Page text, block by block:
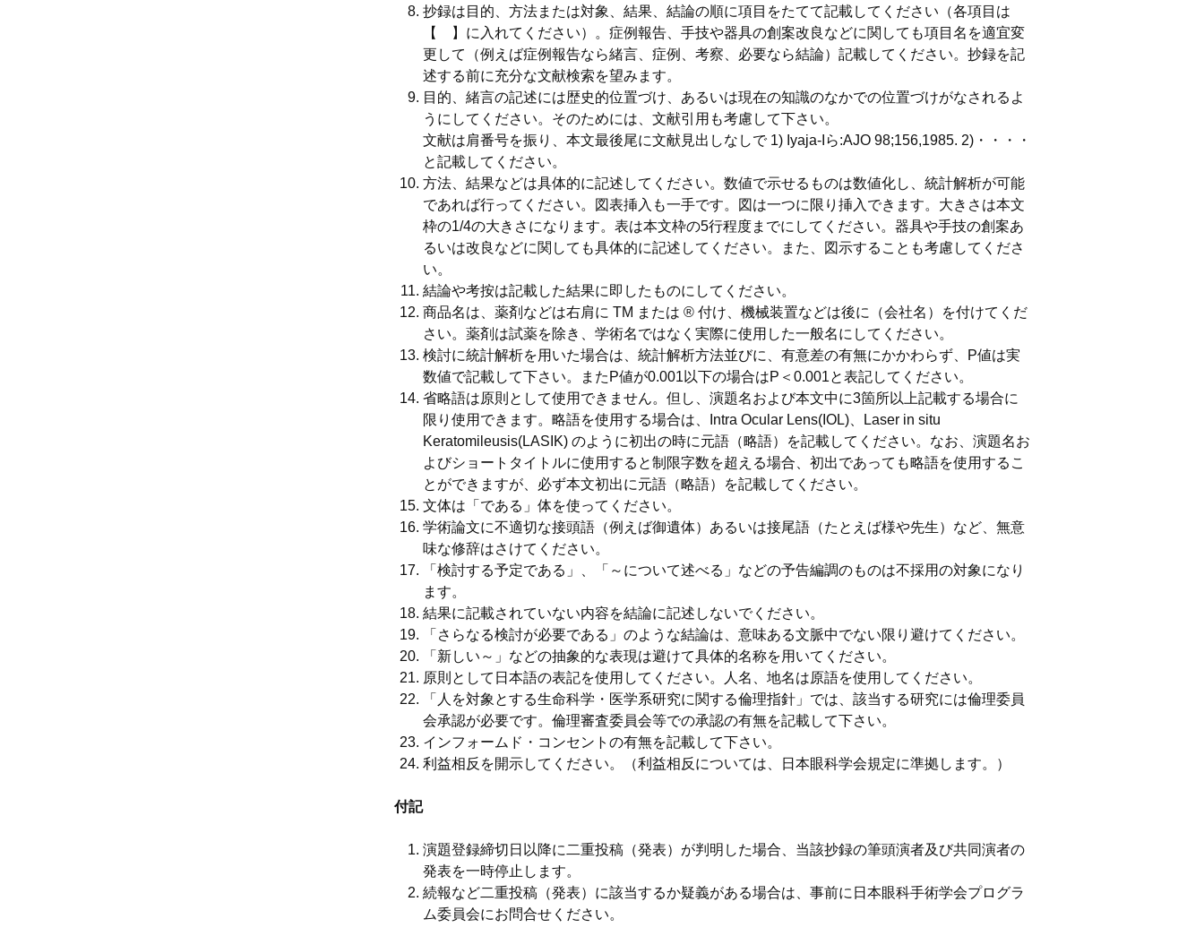
抄録は目的、方法または対象、結果、結論の順に項目をたてて記載してください（各項目は
【 】に入れてください）。症例報告、手技や器具の創案改良などに関しても項目名を適宜変
更して（例えば症例報告なら緒言、症例、考察、必要なら結論）記載してください。抄録を記
述する前に充分な文献検索を望みます。
目的、緒言の記述には歴史的位置づけ、あるいは現在の知識のなかでの位置づけがなされるよ
うにしてください。そのためには、文献引用も考慮して下さい。
文献は肩番号を振り、本文最後尾に文献見出しなしで 1) Iyaja-Iら:AJO 98;156,1985. 2)・・・・
と記載してください。
方法、結果などは具体的に記述してください。数値で示せるものは数値化し、統計解析が可能
であれば行ってください。図表挿入も一手です。図は一つに限り挿入できます。大きさは本文
枠の1/4の大きさになります。表は本文枠の5行程度までにしてください。器具や手技の創案あ
るいは改良などに関しても具体的に記述してください。また、図示することも考慮してくださ
い。
結論や考按は記載した結果に即したものにしてください。
商品名は、薬剤などは右肩に TM または ® 付け、機械装置などは後に（会社名）を付けてくだ
さい。薬剤は試薬を除き、学術名ではなく実際に使用した一般名にしてください。
検討に統計解析を用いた場合は、統計解析方法並びに、有意差の有無にかかわらず、P値は実
数値で記載して下さい。またP値が0.001以下の場合はP＜0.001と表記してください。
省略語は原則として使用できません。但し、演題名および本文中に3箇所以上記載する場合に
限り使用できます。略語を使用する場合は、Intra Ocular Lens(IOL)、Laser in situ
Keratomileusis(LASIK) のように初出の時に元語（略語）を記載してください。なお、演題名お
よびショートタイトルに使用すると制限字数を超える場合、初出であっても略語を使用するこ
とができますが、必ず本文初出に元語（略語）を記載してください。
文体は「である」体を使ってください。
学術論文に不適切な接頭語（例えば御遺体）あるいは接尾語（たとえば様や先生）など、無意
味な修辞はさけてください。
「検討する予定である」、「～について述べる」などの予告編調のものは不採用の対象になり
ます。
結果に記載されていない内容を結論に記述しないでください。
「さらなる検討が必要である」のような結論は、意味ある文脈中でない限り避けてください。
「新しい～」などの抽象的な表現は避けて具体的名称を用いてください。
原則として日本語の表記を使用してください。人名、地名は原語を使用してください。
「人を対象とする生命科学・医学系研究に関する倫理指針」では、該当する研究には倫理委員
会承認が必要です。倫理審査委員会等での承認の有無を記載して下さい。
インフォームド・コンセントの有無を記載して下さい。
利益相反を開示してください。（利益相反については、日本眼科学会規定に準拠します。）
付記
演題登録締切日以降に二重投稿（発表）が判明した場合、当該抄録の筆頭演者及び共同演者の
発表を一時停止します。
続報など二重投稿（発表）に該当するか疑義がある場合は、事前に日本眼科手術学会プログラ
ム委員会にお問合せください。